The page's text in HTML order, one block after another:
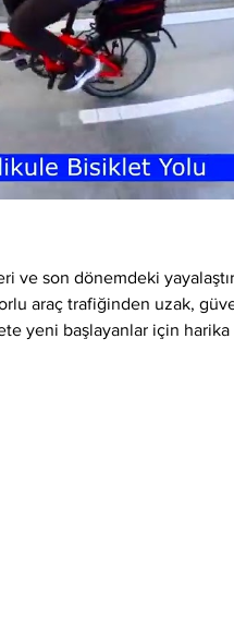
son dönemdeki
araç trafiğinden uzak,
yeni başlayanlar için harika